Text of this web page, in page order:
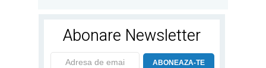
Abonare Newsletter
ABONEAZA-TE